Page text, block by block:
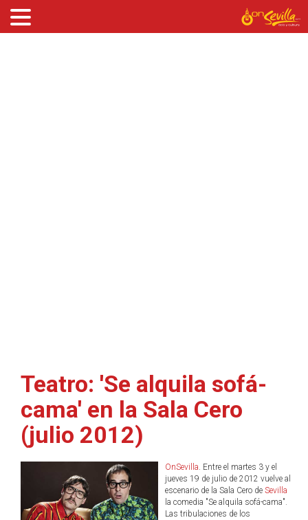
Teatro: 'Se alquila sofá-
cama' en la Sala Cero
(julio 2012)
OnSevilla. Entre el martes 3 y el
jueves 19 de julio de 2012 vuelve al
escenario de la Sala Cero de Sevilla
la comedia "Se alquila sofá-cama".
Las tribulaciones de los